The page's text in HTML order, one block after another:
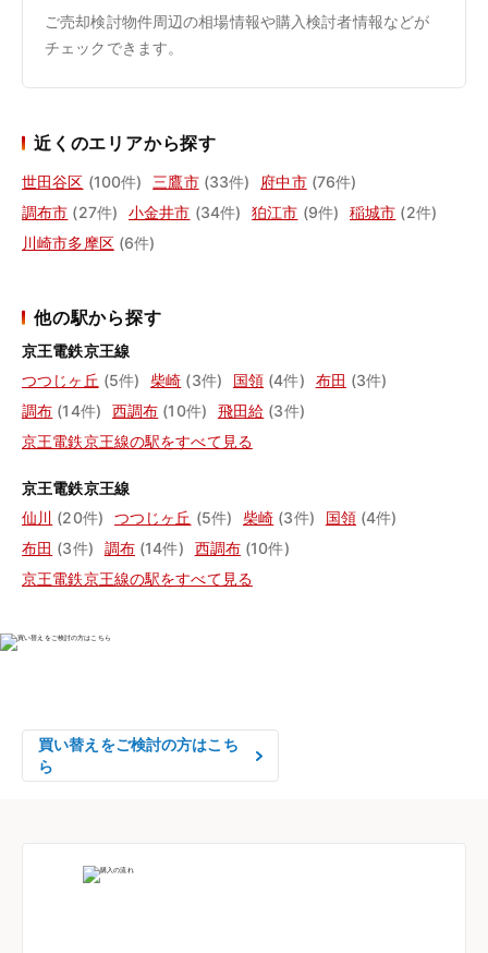
ご売却検討物件周辺の相場情報や購入検討者情報などが
チェックできます。
近くのエリアから探す
世田谷区 (100件) 三鷹市 (33件) 府中市 (76件)
調布市 (27件) 小金井市 (34件) 狛江市 (9件) 稲城市 (2件)
川崎市多摩区 (6件)
他の駅から探す
京王電鉄京王線
つつじヶ丘 (5件) 柴崎 (3件) 国領 (4件) 布田 (3件)
調布 (14件) 西調布 (10件) 飛田給 (3件)
京王電鉄京王線の駅をすべて見る
京王電鉄京王線
仙川 (20件) つつじヶ丘 (5件) 柴崎 (3件) 国領 (4件)
布田 (3件) 調布 (14件) 西調布 (10件)
京王電鉄京王線の駅をすべて見る
買い替えをご検討の方はこち
ら